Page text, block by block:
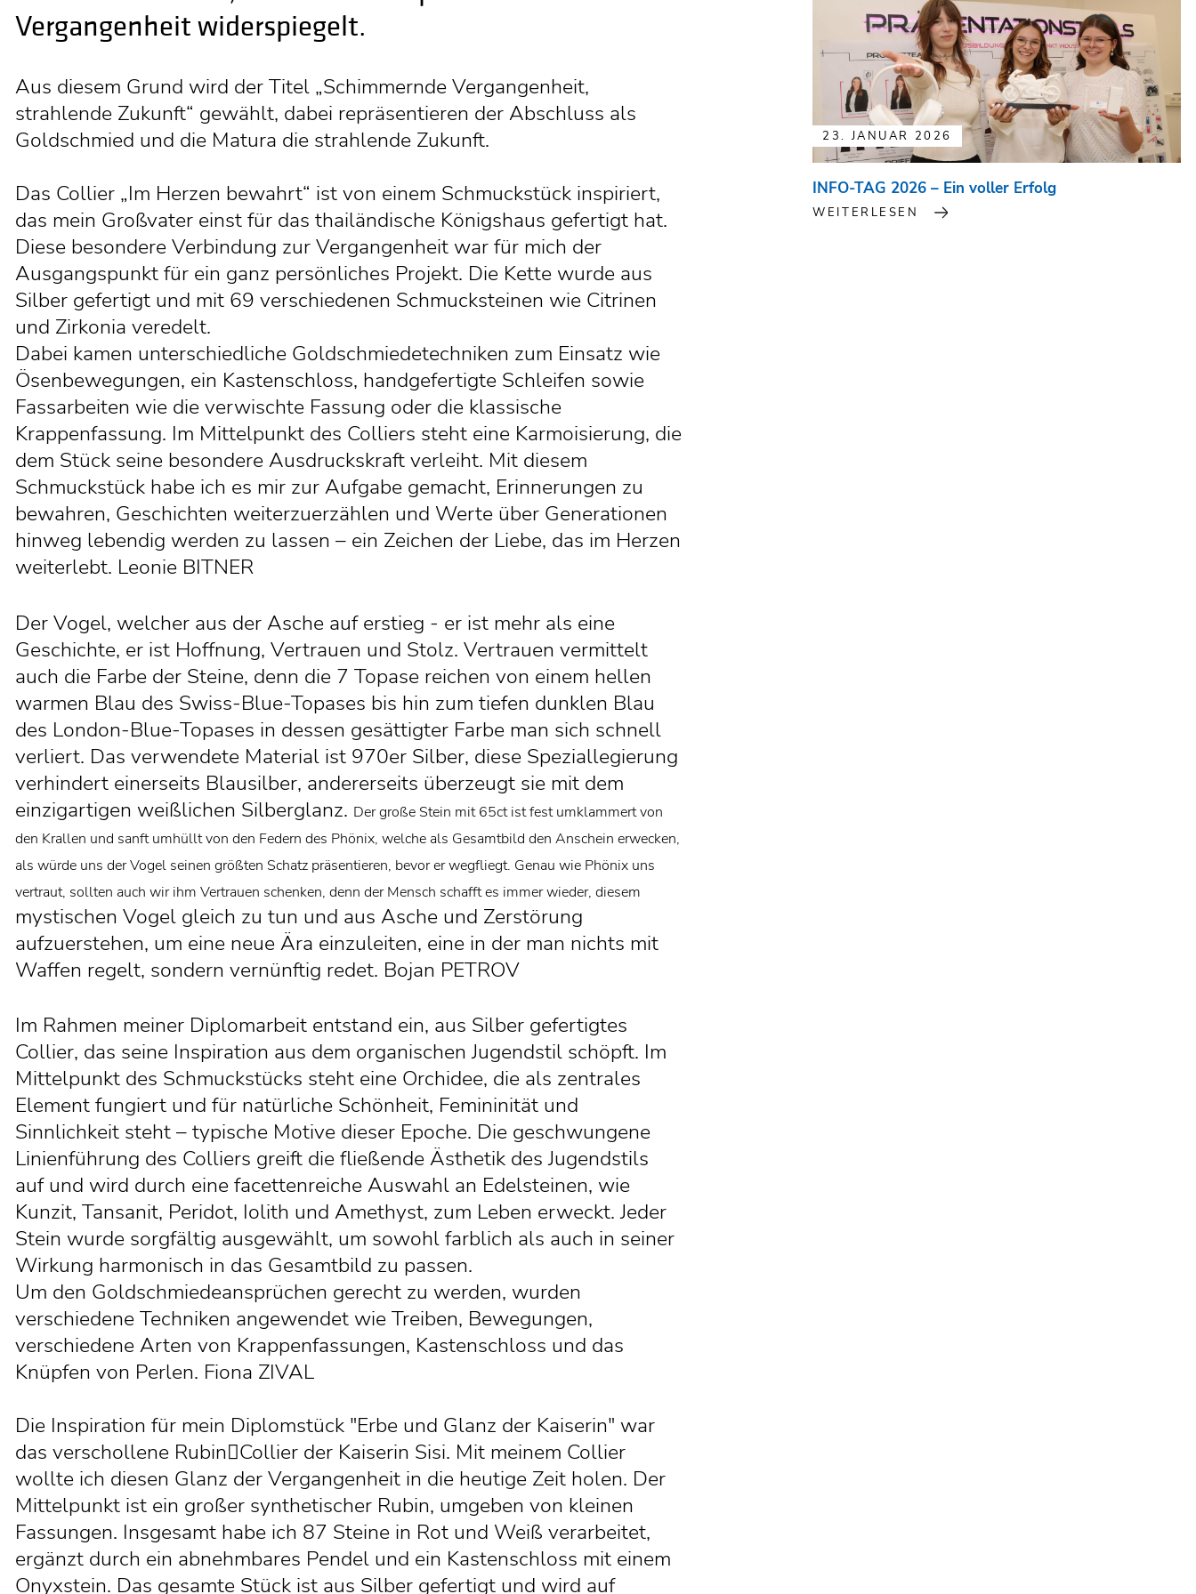
Vergangenheit widerspiegelt.
Aus diesem Grund wird der Titel „Schimmernde Vergangenheit,
strahlende Zukunft“ gewählt, dabei repräsentieren der Abschluss als
Goldschmied und die Matura die strahlende Zukunft.
Das Collier „Im Herzen bewahrt“ ist von einem Schmuckstück inspiriert,
das mein Großvater einst für das thailändische Königshaus gefertigt hat.
Diese besondere Verbindung zur Vergangenheit war für mich der
Ausgangspunkt für ein ganz persönliches Projekt. Die Kette wurde aus
Silber gefertigt und mit 69 verschiedenen Schmucksteinen wie Citrinen
und Zirkonia veredelt.
Dabei kamen unterschiedliche Goldschmiedetechniken zum Einsatz wie
Ösenbewegungen, ein Kastenschloss, handgefertigte Schleifen sowie
Fassarbeiten wie die verwischte Fassung oder die klassische
Krappenfassung. Im Mittelpunkt des Colliers steht eine Karmoisierung, die
dem Stück seine besondere Ausdruckskraft verleiht. Mit diesem
Schmuckstück habe ich es mir zur Aufgabe gemacht, Erinnerungen zu
bewahren, Geschichten weiterzuerzählen und Werte über Generationen
hinweg lebendig werden zu lassen – ein Zeichen der Liebe, das im Herzen
weiterlebt. Leonie BITNER
Der Vogel, welcher aus der Asche auf erstieg - er ist mehr als eine
Geschichte, er ist Hoffnung, Vertrauen und Stolz. Vertrauen vermittelt
auch die Farbe der Steine, denn die 7 Topase reichen von einem hellen
warmen Blau des Swiss-Blue-Topases bis hin zum tiefen dunklen Blau
des London-Blue-Topases in dessen gesättigter Farbe man sich schnell
verliert. Das verwendete Material ist 970er Silber, diese Speziallegierung
verhindert einerseits Blausilber, andererseits überzeugt sie mit dem
einzigartigen weißlichen Silberglanz. Der große Stein mit 65ct ist fest umklammert von
den Krallen und sanft umhülltvon den Federn des Phönix, welche als Gesamtbild den Anschein erwecken,
als würde uns derVogel seinen größten Schatz präsentieren, bevor er wegfliegt. Genau wie Phönix uns
vertraut, sollten auch wir ihm Vertrauen schenken, denn der Mensch schafft es immer wieder, diesem
mystischen Vogel gleich zu tun und aus Asche und Zerstörung
aufzuerstehen, um eine neue Ära einzuleiten, eine in der man nichts mit
Waffen regelt, sondern vernünftig redet. Bojan PETROV
Im Rahmen meiner Diplomarbeit entstand ein, aus Silber gefertigtes
Collier, das seine Inspiration aus dem organischen Jugendstil schöpft. Im
Mittelpunkt des Schmuckstücks steht eine Orchidee, die als zentrales
Element fungiert und für natürliche Schönheit, Femininität und
Sinnlichkeit steht – typische Motive dieser Epoche. Die geschwungene
Linienführung des Colliers greift die fließende Ästhetik des Jugendstils
auf und wird durch eine facettenreiche Auswahl an Edelsteinen, wie
Kunzit, Tansanit, Peridot, Iolith und Amethyst, zum Leben erweckt. Jeder
Stein wurde sorgfältig ausgewählt, um sowohl farblich als auch in seiner
Wirkung harmonisch in das Gesamtbild zu passen.
Um den Goldschmiedeansprüchen gerecht zu werden, wurden
verschiedene Techniken angewendet wie Treiben, Bewegungen,
verschiedene Arten von Krappenfassungen, Kastenschloss und das
Knüpfen von Perlen. Fiona ZIVAL
Die Inspiration für mein Diplomstück "Erbe und Glanz der Kaiserin" war
das verschollene Rubin￾Collier der Kaiserin Sisi. Mit meinem Collier
wollte ich diesen Glanz der Vergangenheit in die heutige Zeit holen. Der
Mittelpunkt ist ein großer synthetischer Rubin, umgeben von kleinen
Fassungen. Insgesamt habe ich 87 Steine in Rot und Weiß verarbeitet,
ergänzt durch ein abnehmbares Pendel und ein Kastenschloss mit einem
Onyxstein. Das gesamte Stück ist aus Silber gefertigt und wird auf
23. JANUAR 2026
INFO-TAG 2026 – Ein voller Erfolg
WEITERLESEN